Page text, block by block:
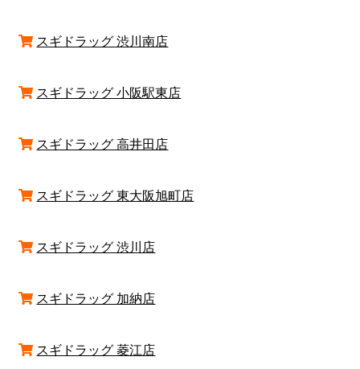
スギドラッグ 渋川南店
スギドラッグ 小阪駅東店
スギドラッグ 高井田店
スギドラッグ 東大阪旭町店
スギドラッグ 渋川店
スギドラッグ 加納店
スギドラッグ 菱江店